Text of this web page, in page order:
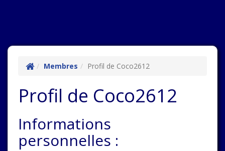
Membres Profil de Coco2612
Profil de Coco2612
Informations
personnelles :